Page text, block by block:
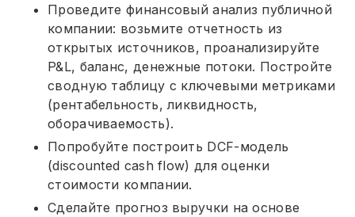
Проведите финансовый анализ публичной
компании: возьмите отчетность из
открытых источников, проанализируйте
P&L, баланс, денежные потоки. Постройте
сводную таблицу с ключевыми метриками
(рентабельность, ликвидность,
оборачиваемость).
Попробуйте построить DCF-модель
(discounted cash flow) для оценки
стоимости компании.
Сделайте прогноз выручки на основе